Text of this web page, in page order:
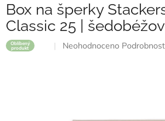
Box na šperky
Classic 25 |
Oblíbený
produkt
Průměrné
Neohodnoceno